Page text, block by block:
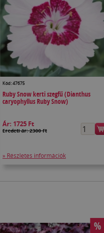
Kód: 47675
Ruby Snow kerti szegfű (Dianthus
caryophyllus Ruby Snow)
Ár: 1725 Ft
Eredeti ár: 2300 Ft
» Részletes információk
%